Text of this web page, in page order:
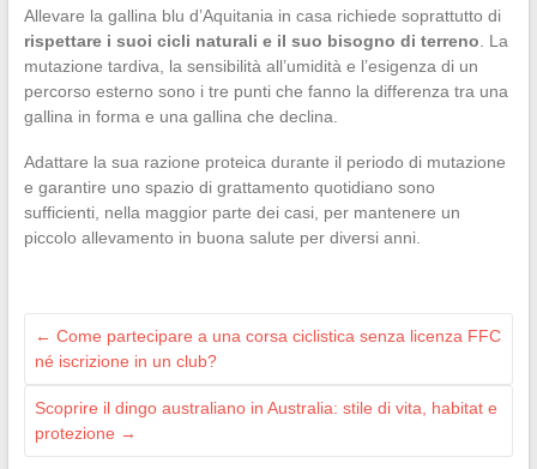
Allevare la gallina blu d’Aquitania in casa richiede soprattutto di
rispettare i suoi cicli naturali e il suo bisogno di terreno . La
mutazione tardiva, la sensibilità all’umidità e l’esigenza di un
percorso esterno sono i tre punti che fanno la differenza tra una
gallina in forma e una gallina che declina.
Adattare la sua razione proteica durante il periodo di mutazione
e garantire uno spazio di grattamento quotidiano sono
sufficienti, nella maggior parte dei casi, per mantenere un
piccolo allevamento in buona salute per diversi anni.
← Come partecipare a una corsa ciclistica senza licenza FFC
né iscrizione in un club?
Scoprire il dingo australiano in Australia: stile di vita, habitat e
protezione →